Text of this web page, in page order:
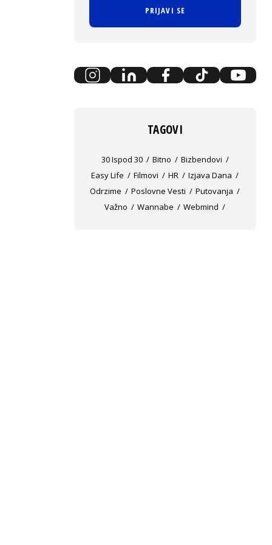
PRIJAVI SE
TAGOVI
30 Ispod 30 Bitno
Bizbendovi
Easy Life
Filmovi HR
Izjava Dana
Odrzime
Poslovne Vesti
Putovanja
Važno
Wannabe Webmind